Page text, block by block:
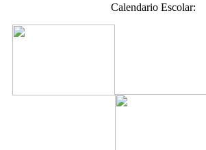
Calendario Escolar: